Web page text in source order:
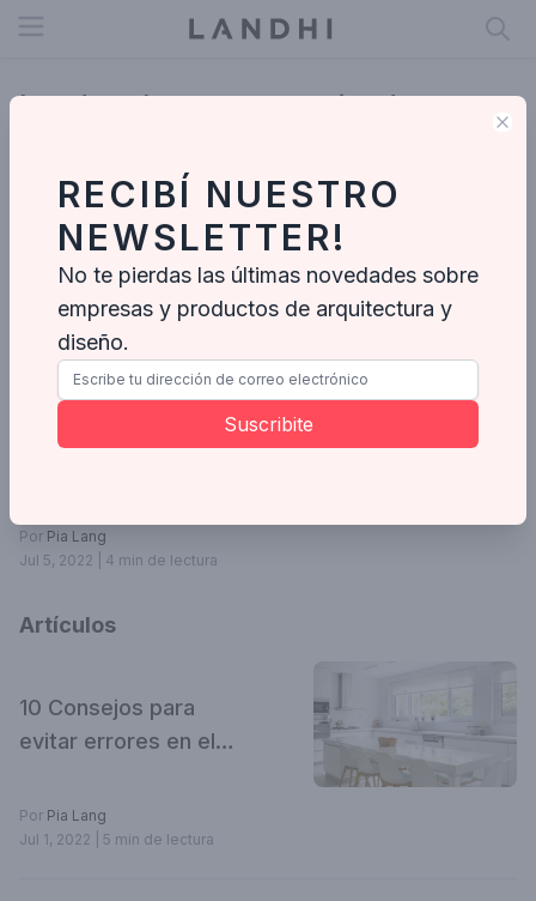
Open menu
Landmark, una nueva tienda
Por Pia Lang
Jul 5, 2022 | 4 min de lectura
Artículos
10 Consejos para
evitar errores en el
cocina
Por Pia Lang
Jul 1, 2022
| 5 min de lectura
RECIBÍ NUESTRO
NEWSLETTER!
No te pierdas las últimas novedades sobre
empresas y productos de arquitectura y
diseño.
Suscribite